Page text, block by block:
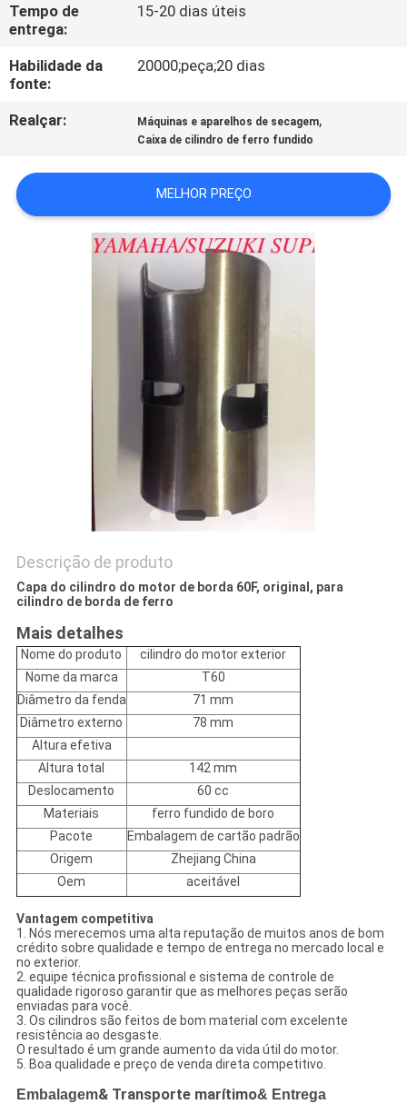
CONTACTE-
NOS
UMAS
CITAÇÕES
PRIVACY
Tempo de
entrega:
15-20 dias úteis
Habilidade da
fonte:
20000;peça;20 dias
Realçar: Máquinas e aparelhos de secagem,
Caixa de cilindro de ferro fundido
MELHOR PREÇO
Descrição de produto
Capa do cilindro do motor de borda 60F, original, para
cilindro de borda de ferro
Mais detalhes
Nome do produto
cilindro do motor exterior
Nome da marca
T60
Diâmetro da fenda
71 mm
Diâmetro externo
78 mm
Altura efetiva
Altura total
142 mm
Deslocamento
60 cc
Materiais
ferro fundido de boro
Pacote
Embalagem de cartão padrão
Origem
Zhejiang China
Oem
aceitável
Vantagem competitiva
1. Nós merecemos uma alta reputação de muitos anos de bom
crédito sobre qualidade e tempo de entrega no mercado local e
no exterior.
2. equipe técnica profissional e sistema de controle de
qualidade rigoroso garantir que as melhores peças serão
enviadas para você.
3. Os cilindros são feitos de bom material com excelente
resistência ao desgaste.
O resultado é um grande aumento da vida útil do motor.
5. Boa qualidade e preço de venda direta competitivo.
Embalagem& Transporte marítimo& Entrega